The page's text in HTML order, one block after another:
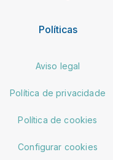
Políticas
Aviso legal
Política de privacidade
Política de cookies
Configurar cookies